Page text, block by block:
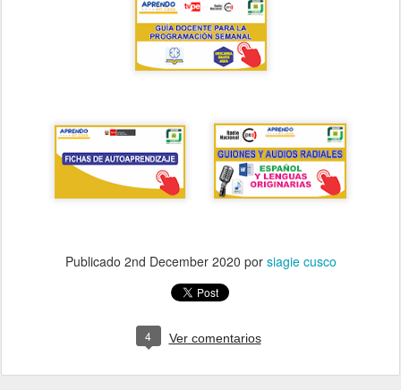
Publicado 2nd December 2020 por siagie cusco
4 Ver comentarios